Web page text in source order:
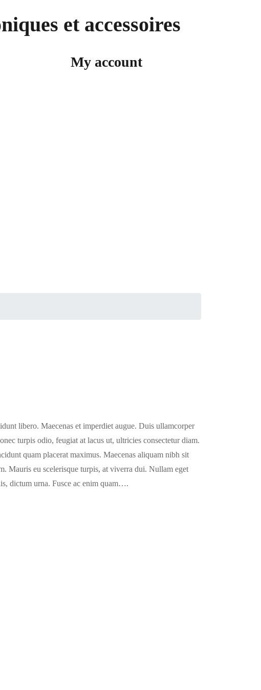
et accessoires
My account
libero. Maecenas et imperdiet augue. Duis ullamcorper
turpis odio, feugiat at lacus ut, ultricies consectetur diam.
quam placerat maximus. Maecenas aliquam nibh sit
Mauris eu scelerisque turpis, at viverra dui. Nullam eget
dictum urna. Fusce ac enim quam….